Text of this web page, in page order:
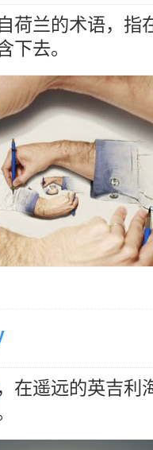
荷兰的术语，指
下去。
，在遥远的英吉利